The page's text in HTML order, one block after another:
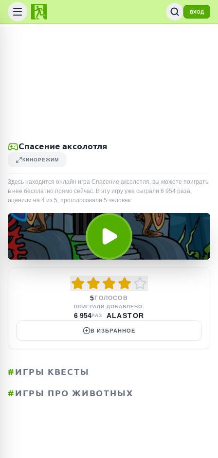
ВХОД
Спасение аксолотля
КИНОРЕЖИМ
Здесь находится онлайн игра Спасение аксолотля, вы можете поиграть
в нее бесплатно прямо сейчас. В эту игру уже сыграли 6 954 раза,
оценили на 4 из 5, проголосовали 5 человек.
5 ГОЛОСОВ
ПОИГРАЛИ:
6 954РАЗ
ДОБАВЛЕНО:
ALASTOR
В ИЗБРАННОЕ
#ИГРЫ КВЕСТЫ
#ИГРЫ ПРО ЖИВОТНЫХ